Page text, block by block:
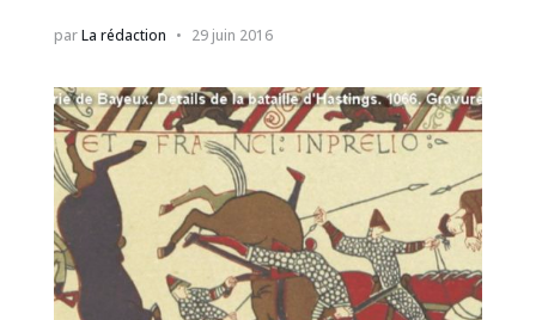
parLa rédaction 29 juin 2016